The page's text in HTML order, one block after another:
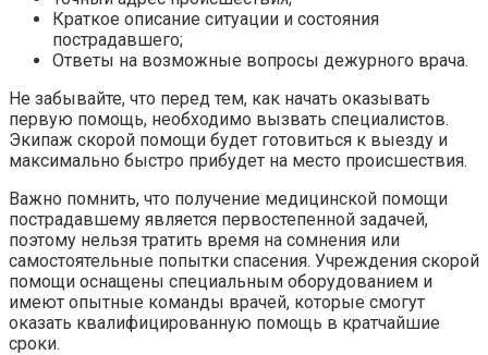
Краткое описание ситуации и состояния
пострадавшего;
Ответы на возможные вопросы дежурного врача.
Не забывайте, что перед тем, как начать оказывать
первую помощь, необходимо вызвать специалистов.
Экипаж скорой помощи будет готовиться к выезду и
максимально быстро прибудет на место происшествия.
Важно помнить, что получение медицинской помощи
пострадавшему является первостепенной задачей,
поэтому нельзя тратить время на сомнения или
самостоятельные попытки спасения. Учреждения скорой
помощи оснащены специальным оборудованием и
имеют опытные команды врачей, которые смогут
оказать квалифицированную помощь в кратчайшие
сроки.